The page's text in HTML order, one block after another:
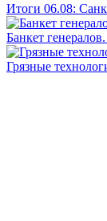
Итоги 06.08:
Банкет
Грязные